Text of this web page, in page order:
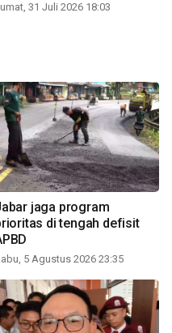
31 Juli 2026 18:03
jaga program
di tengah defisit
5 Agustus 2026 23:35